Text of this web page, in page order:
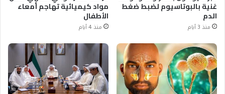
غنية بالبوتاسيوم لضبط ضغط
الدم
منذ 3 أيام
مواد كيميائية تهاجم أمعاء
الأطفال
منذ 4 أيام